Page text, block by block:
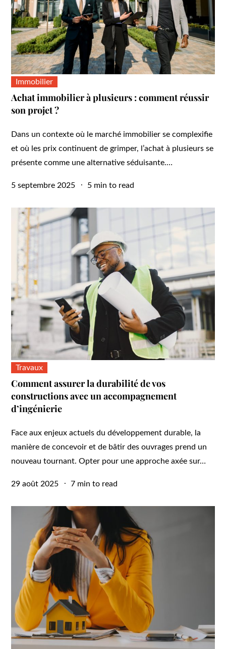
Immobilier
Achat immobilier à plusieurs : comment réussir
son projet ?
Dans un contexte où le marché immobilier se complexifie
et où les prix continuent de grimper, l’achat à plusieurs se
présente comme une alternative séduisante.…
Posted
5 septembre 2025 5 min to read
Travaux
Comment assurer la durabilité de vos
constructions avec un accompagnement
d’ingénierie
Face aux enjeux actuels du développement durable, la
manière de concevoir et de bâtir des ouvrages prend un
nouveau tournant. Opter pour une approche axée sur…
Posted
29 août 2025 7 min to read